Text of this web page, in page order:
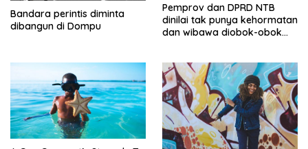
Bandara perintis diminta
dibangun di Dompu
Pemprov dan DPRD NTB
dinilai tak punya kehormatan
dan wibawa diobok-obok